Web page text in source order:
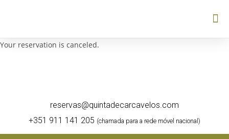
Your reservation is canceled.
reservas@quintadecarcavelos.com
+351 911 141 205 (chamada para a rede móvel nacional)